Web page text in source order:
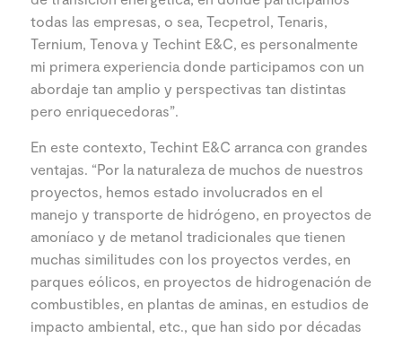
todas las empresas, o sea, Tecpetrol, Tenaris,
Ternium, Tenova y Techint E&C, es personalmente
mi primera experiencia donde participamos con un
abordaje tan amplio y perspectivas tan distintas
pero enriquecedoras”.
En este contexto, Techint E&C arranca con grandes
ventajas. “Por la naturaleza de muchos de nuestros
proyectos, hemos estado involucrados en el
manejo y transporte de hidrógeno, en proyectos de
amoníaco y de metanol tradicionales que tienen
muchas similitudes con los proyectos verdes, en
parques eólicos, en proyectos de hidrogenación de
combustibles, en plantas de aminas, en estudios de
impacto ambiental, etc., que han sido por décadas